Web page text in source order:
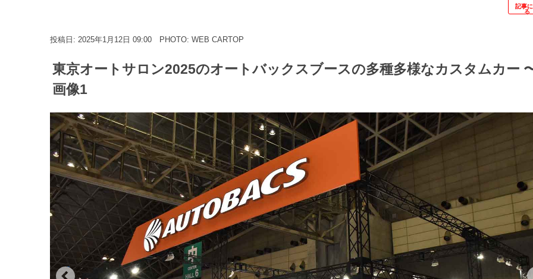
記事
る
投稿日: 2025年1月12日 09:00 PHOTO: WEB CARTOP
東京オートサロン2025のオートバックスブースの多種多様なカスタムカー
画像1